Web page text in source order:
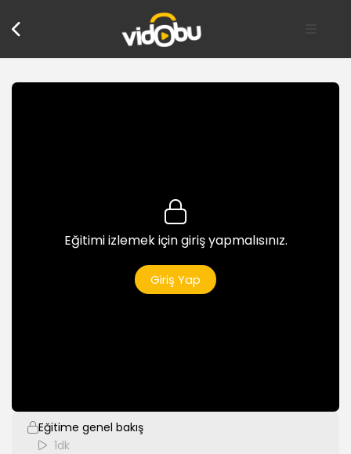
Eğitimi izlemek için giriş yapmalısınız.
Giriş Yap
Eğitime genel bakış
1dk